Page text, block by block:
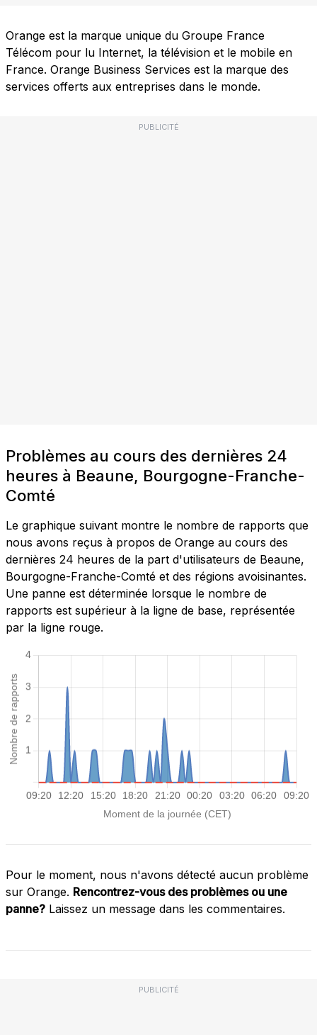
Orange est la marque unique du Groupe France
Télécom pour lu Internet, la télévision et le mobile en
France. Orange Business Services est la marque des
services offerts aux entreprises dans le monde.
PUBLICITÉ
Problèmes au cours des dernières 24
heures à Beaune, Bourgogne-Franche-
Comté
Le graphique suivant montre le nombre de rapports que
nous avons reçus à propos de Orange au cours des
dernières 24 heures de la part d'utilisateurs de Beaune,
Bourgogne-Franche-Comté et des régions avoisinantes.
Une panne est déterminée lorsque le nombre de
rapports est supérieur à la ligne de base, représentée
par la ligne rouge.
Pour le moment, nous n'avons détecté aucun problème
sur Orange. Rencontrez-vous des problèmes ou une
panne? Laissez un message dans les commentaires.
PUBLICITÉ